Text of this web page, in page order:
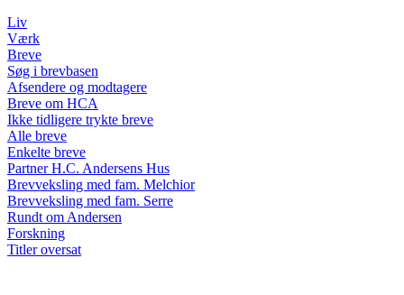
Liv
Værk
Breve
Søg i brevbasen
Afsendere og modtagere
Breve om HCA
Ikke tidligere trykte breve
Alle breve
Enkelte breve
Partner H.C. Andersens Hus
Brevveksling med fam. Melchior
Brevveksling med fam. Serre
Rundt om Andersen
Forskning
Titler oversat